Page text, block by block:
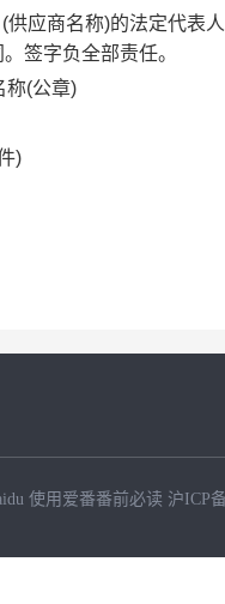
(供应商名称)的法定代表
签字负全部责任。
称(公章)
)
使用爱番番前必读 沪ICP